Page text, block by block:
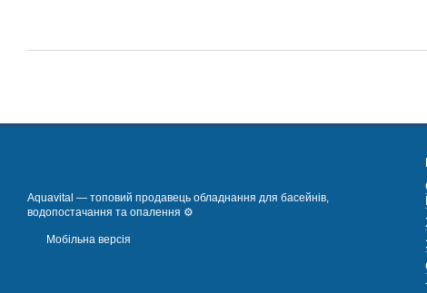
Aquavital — топовий продавець обладнання для басейнів,
водопостачання та опалення ⚙️
Мобільна версія